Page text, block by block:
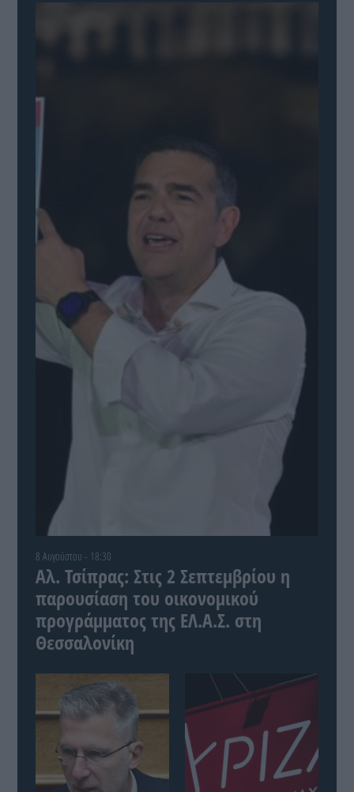
8 Αυγούστου - 18:30
Αλ. Τσίπρας: Στις 2 Σεπτεμβρίου η
παρουσίαση του οικονομικού
προγράμματος της ΕΛ.Α.Σ. στη
Θεσσαλονίκη